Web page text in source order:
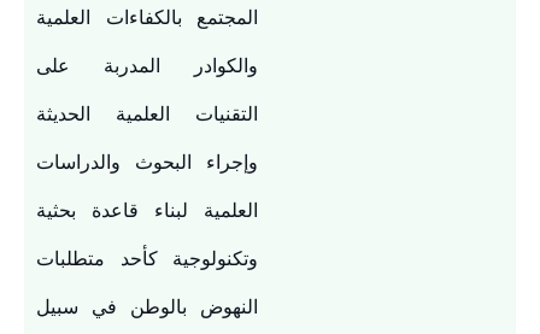
المجتمع بالكفاءات العلمية
والكوادر المدربة على
التقنيات العلمية الحديثة
وإجراء البحوث والدراسات
العلمية لبناء قاعدة بحثية
وتكنولوجية كأحد متطلبات
النهوض بالوطن في سبيل